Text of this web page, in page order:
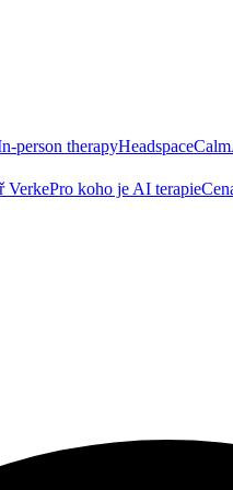
person therapyHeadspaceCalm
VerkePro koho je AI terapie